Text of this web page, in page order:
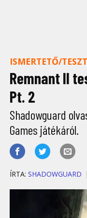
ISMERTETŐ/TESZT
Remnant II
Pt. 2
Shadowguard
Games játékáról.
ÍRTA: SHADOWGUARD